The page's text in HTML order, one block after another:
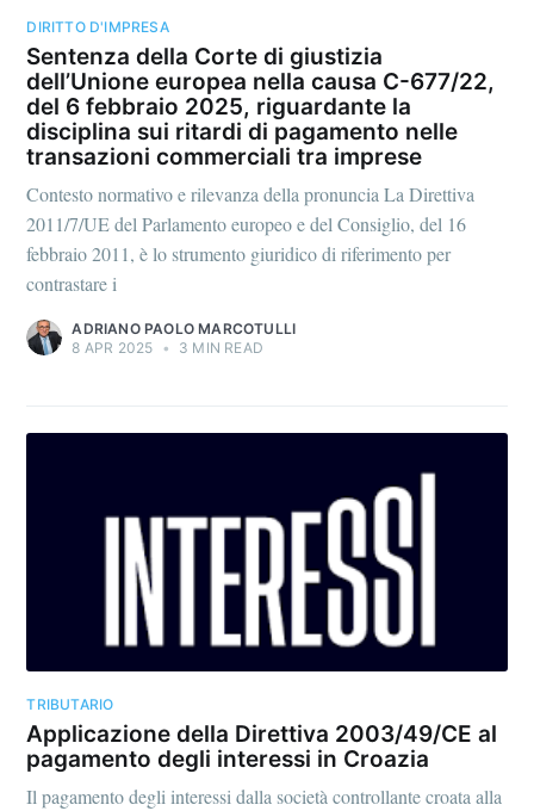
DIRITTO D'IMPRESA
Sentenza della Corte di giustizia
dell’Unione europea nella causa C-677/22,
del 6 febbraio 2025, riguardante la
disciplina sui ritardi di pagamento nelle
transazioni commerciali tra imprese
Contesto normativo e rilevanza della pronuncia La Direttiva
2011/7/UE del Parlamento europeo e del Consiglio, del 16
febbraio 2011, è lo strumento giuridico di riferimento per
contrastare i
ADRIANO PAOLO MARCOTULLI
8 APR 2025 • 3 MIN READ
TRIBUTARIO
Applicazione della Direttiva 2003/49/CE al
pagamento degli interessi in Croazia
Il pagamento degli interessi dalla società controllante croata alla